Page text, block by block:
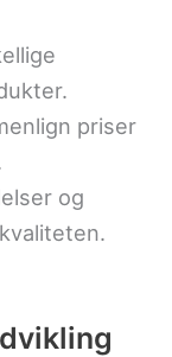
priser
og